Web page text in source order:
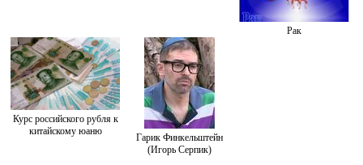
Рак
Курс российского рубля к
китайскому юаню
Гарик Финкельштейн
(Игорь Серпик)